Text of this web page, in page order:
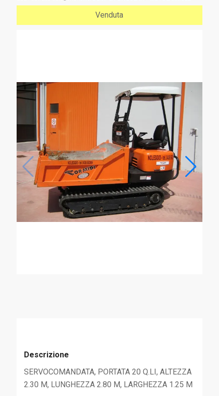
Venduta
Descrizione
SERVOCOMANDATA, PORTATA 20 Q.LI, ALTEZZA
2.30 M, LUNGHEZZA 2.80 M, LARGHEZZA 1.25 M